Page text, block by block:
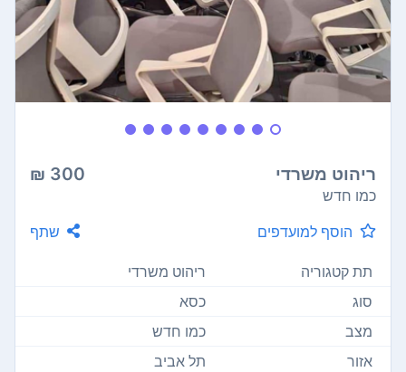
ריהוט משרדי 300 ₪
כמו חדש
הוסף למועדפים
שתף
תת קטגוריה
ריהוט משרדי
סוג
כסא
מצב
כמו חדש
אזור
תל אביב